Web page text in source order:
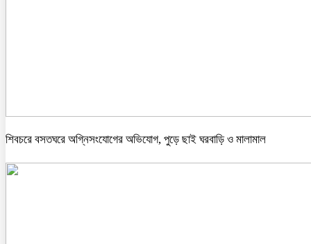
শিবচরে বসতঘরে অগ্নিসংযোগের অভিযোগ, পুড়ে ছাই ঘরবাড়ি ও মালামাল